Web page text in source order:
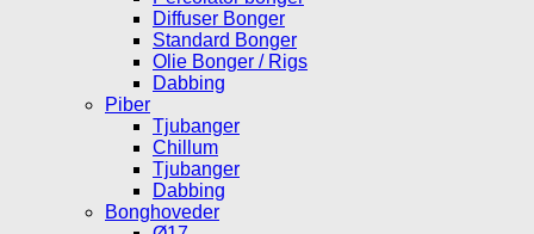
Diffuser Bonger
Standard Bonger
Olie Bonger / Rigs
Dabbing
Piber
Tjubanger
Chillum
Tjubanger
Dabbing
Bonghoveder